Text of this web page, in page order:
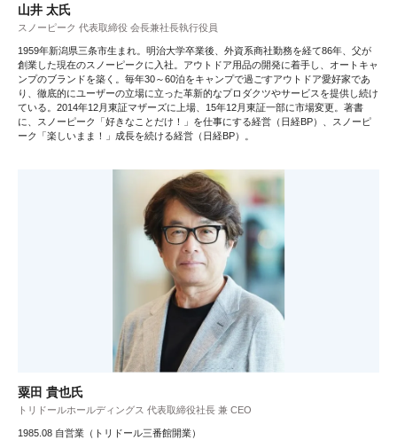
山井 太氏
スノーピーク 代表取締役 会長兼社長執行役員
1959年新潟県三条市生まれ。明治大学卒業後、外資系商社勤務を経て86年、父が
創業した現在のスノーピークに入社。アウトドア用品の開発に着手し、オートキャ
ンプのブランドを築く。毎年30～60泊をキャンプで過ごすアウトドア愛好家であ
り、徹底的にユーザーの立場に立った革新的なプロダクツやサービスを提供し続け
ている。2014年12月東証マザーズに上場、15年12月東証一部に市場変更。著書
に、スノーピーク「好きなことだけ！」を仕事にする経営（日経BP）、スノーピ
ーク「楽しいまま！」成長を続ける経営（日経BP）。
粟田 貴也氏
トリドールホールディングス 代表取締役社⻑ 兼 CEO
1985.08 自営業（トリドール三番館開業）